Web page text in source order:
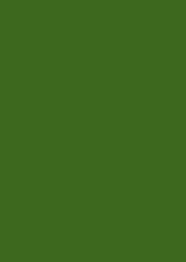
HURTIG
KVALITET
Kun de
Vi guider dig